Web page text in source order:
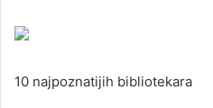
10 najpoznatijih bibliotekara